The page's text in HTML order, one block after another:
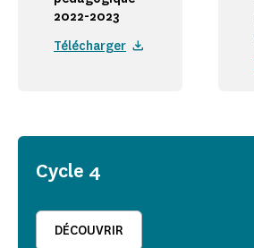
2022-2023
Télécharger
Cycle 4
DÉCOUVRIR